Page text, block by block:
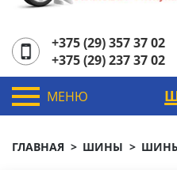
+375 (29) 357 37 02
+375 (29) 237 37 02
МЕНЮ
ГЛАВНАЯ ШИНЫ ШИНЫ